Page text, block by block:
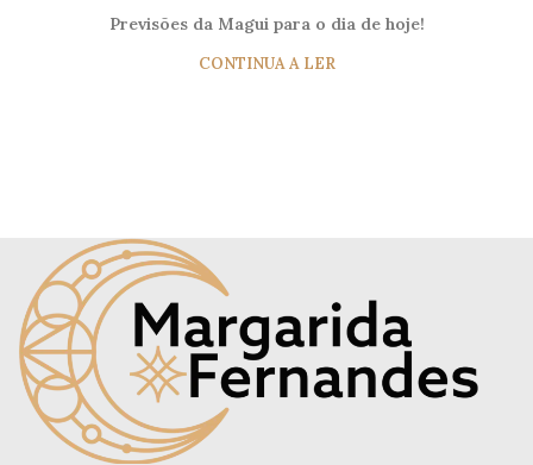
Previsões da Magui para o dia de hoje!
CONTINUA A LER